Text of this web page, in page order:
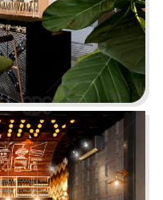
Phê La - Biên Hòa
Sáu sầm uất...